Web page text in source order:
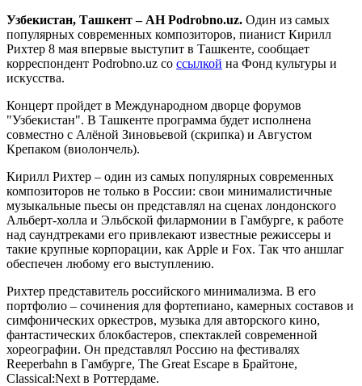
Узбекистан, Ташкент – АН Podrobno.uz. Один из самых
популярных современных композиторов, пианист Кирилл
Рихтер 8 мая впервые выступит в Ташкенте, сообщает
корреспондент Podrobno.uz со ссылкой на Фонд культуры и
искусства.
Концерт пройдет в Международном дворце форумов
"Узбекистан". В Ташкенте программа будет исполнена
совместно с Алёной Зиновьевой (скрипка) и Августом
Крепаком (виолончель).
Кирилл Рихтер – один из самых популярных современных
композиторов не только в России: свои минималистичные
музыкальные пьесы он представлял на сценах лондонского
Альберт-холла и Эльбской филармонии в Гамбурге, к работе
над саундтреками его привлекают известные режиссеры и
такие крупные корпорации, как Apple и Fox. Так что аншлаг
обеспечен любому его выступлению.
Рихтер представитель российского минимализма. В его
портфолио – сочинения для фортепиано, камерных составов и
симфонических оркестров, музыка для авторского кино,
фантастических блокбастеров, спектаклей современной
хореографии. Он представлял Россию на фестивалях
Reeperbahn в Гамбурге, The Great Escape в Брайтоне,
Classical:Next в Роттердаме.